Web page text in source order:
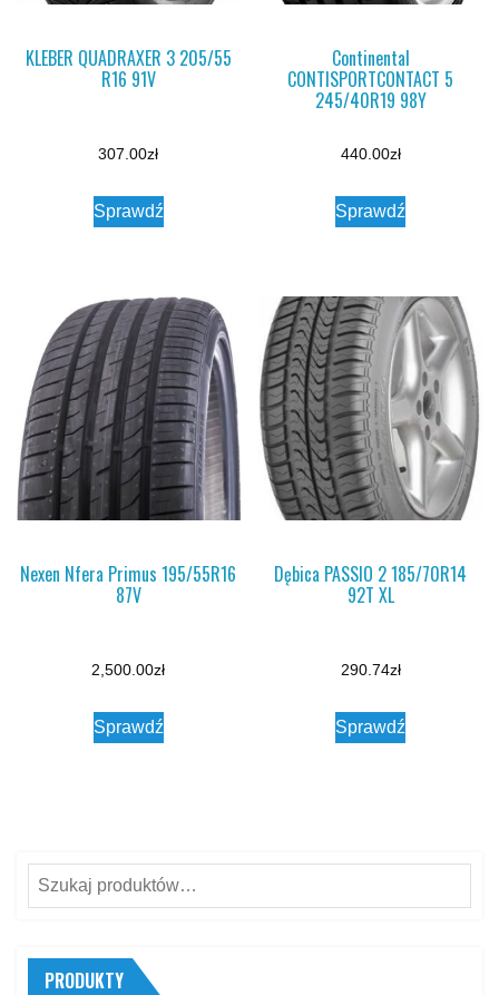
KLEBER QUADRAXER 3 205/55
R16 91V
307.00zł
Sprawdź
Continental
CONTISPORTCONTACT 5
245/40R19 98Y
440.00zł
Sprawdź
Nexen Nfera Primus 195/55R16
87V
2,500.00zł
Sprawdź
Dębica PASSIO 2 185/70R14
92T XL
290.74zł
Sprawdź
Szukaj:
PRODUKTY